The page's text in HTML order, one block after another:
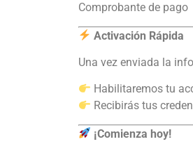
Comprobante de pago
Activación Rápida
Una vez enviada la
Habilitaremos tu
Recibirás tus
¡Comienza hoy!